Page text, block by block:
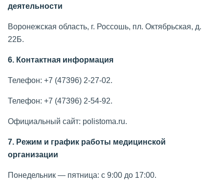
деятельности
Воронежская область, г. Россошь, пл. Октябрьская, д.
22Б.
6. Контактная информация
Телефон: +7 (47396) 2-27-02.
Телефон: +7 (47396) 2-54-92.
Официальный сайт: polistoma.ru.
7. Режим и график работы медицинской
организации
Понедельник — пятница: с 9:00 до 17:00.